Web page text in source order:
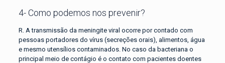
4- Como podemos nos prevenir?
R. A transmissão da meningite viral ocorre por contado com
pessoas portadores do vírus (secreções orais), alimentos, água
e mesmo utensílios contaminados. No caso da bacteriana o
principal meio de contágio é o contato com pacientes doentes